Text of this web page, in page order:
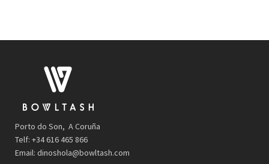
Porto do Son, A Coruña
Telf: +34 616 465 866
Email: dinoshola@bowltash.com